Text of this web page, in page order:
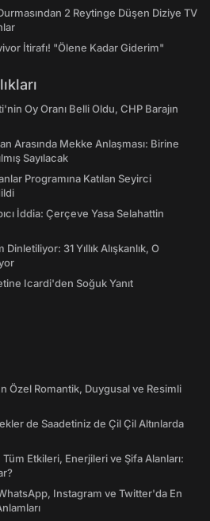
2 Reytinge Düşen Diziye TV
İtirafı! "Ölene Kadar Giderim"
Oy Oranı Belli Oldu, CHP Barajın
Arasında Mekke Anlaşması: Birine
Sayılacak
Programına Katılan Seyirci
İddia: Çerçeve Yasa Selahattin
31 Yıllık Alışkanlık, O
Icardi'den Soğuk Yanıt
Özel Romantik, Duygusal ve Resimli
de Saadetiniz de Çil Çil Altınlarda
Etkileri, Enerjileri ve Şifa Alanları:
Instagram ve Twitter'da En